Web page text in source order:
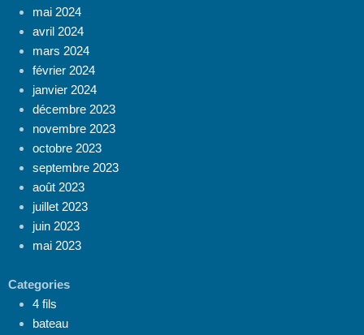
mai 2024
avril 2024
mars 2024
février 2024
janvier 2024
décembre 2023
novembre 2023
octobre 2023
septembre 2023
août 2023
juillet 2023
juin 2023
mai 2023
Categories
4 fils
bateau